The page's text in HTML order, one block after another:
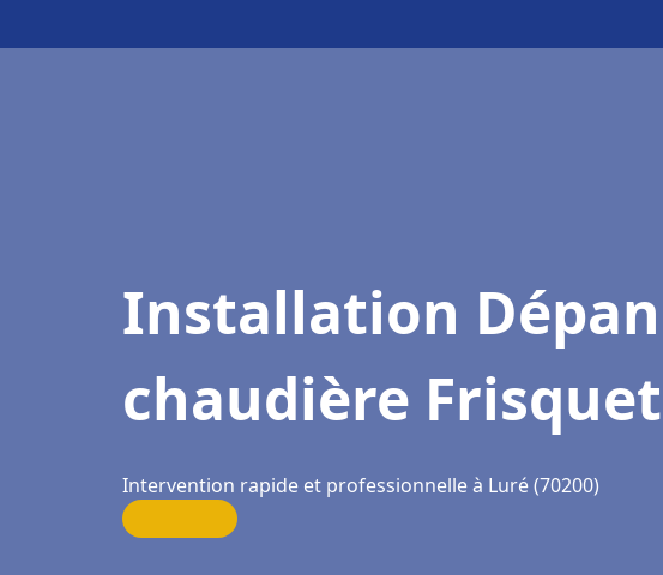
Installation
chaudière
Intervention rapide et professionnelle à Luré (70200)